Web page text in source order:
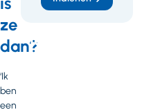
ze
dan?
‘Ik
ben
een
je